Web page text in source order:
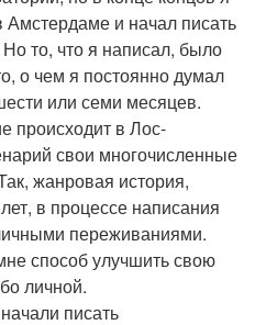
Амстердаме и начал писать
то, что я написал, было
о чем я постоянно думал
или семи месяцев.
происходит в Лос-
свои многочисленные
жанровая история,
в процессе написания
переживаниями.
способ улучшить свою
личной.
писать